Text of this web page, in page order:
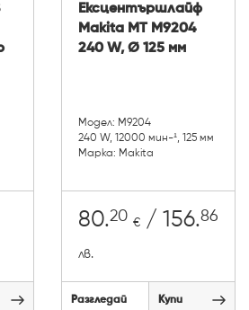
Ексцентършлайф
Makita MT M9204
240 W, Ø 125 мм
Модел: M9204
240 W, 12000 мин-¹, 125 мм
Марка: Makita
80.20 € / 156.86
лв.
Разгледай Купи